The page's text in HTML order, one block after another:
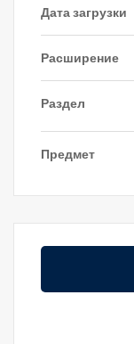
Дата загрузки
Расширение
Раздел
Предмет